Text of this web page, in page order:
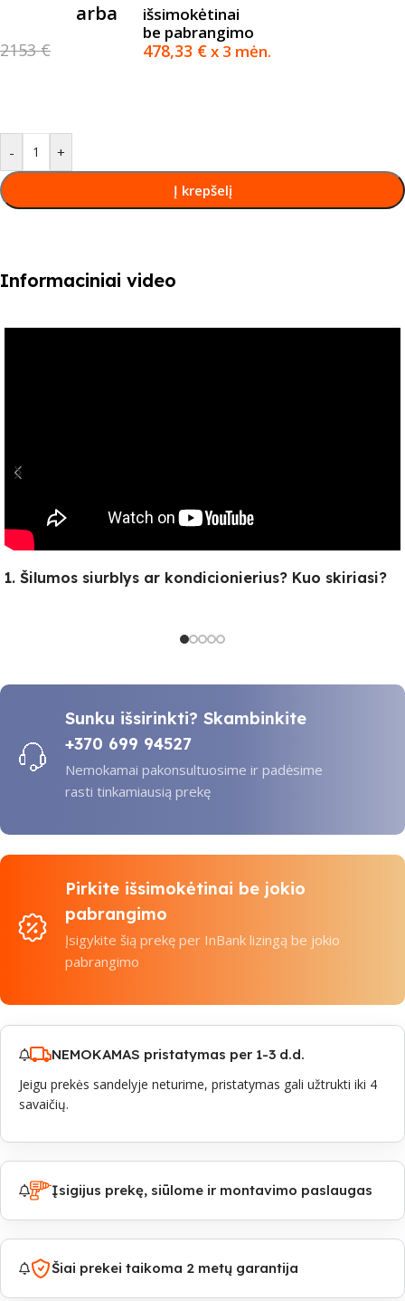
2153 €
arba
išsimokėtinai
be pabrangimo
478,33 €x 3 mėn.
- +
Į krepšelį
Informaciniai video
1. Šilumos siurblys ar kondicionierius? Kuo skiriasi?
Sunku išsirinkti? Skambinkite
+370 699 94527
Nemokamai pakonsultuosime ir padėsime
rasti tinkamiausią prekę
Pirkite išsimokėtinai be jokio
pabrangimo
Įsigykite šią prekę per InBank lizingą be jokio
pabrangimo
NEMOKAMAS pristatymas per 1-3 d.d.
Jeigu prekės sandelyje neturime, pristatymas gali užtrukti iki 4
savaičių.
Įsigijus prekę, siūlome ir montavimo paslaugas
Šiai prekei taikoma 2 metų garantija